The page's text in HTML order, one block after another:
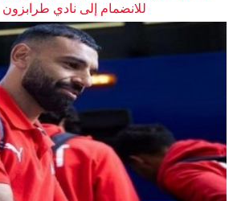
للانضمام إلى نادي طرابزون